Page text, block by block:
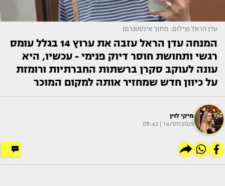
עדן הראל (צילום: מתוך אינסטגרם)
המנחה עדן הראל עזבה את ערוץ 14 בגלל עומס
רגשי ותחושת חוסר דיוק פנימי - עכשיו, היא
עונה לעוקב סקרן ברשתות החברתיות ורומזת
על כיוון חדש שמחזיר אותה למקום המוכר
מיקי לוין
14/07/2025 | 09:42